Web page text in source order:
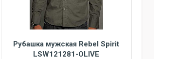
Рубашка мужская Rebel Spirit
LSW121281-OLIVE